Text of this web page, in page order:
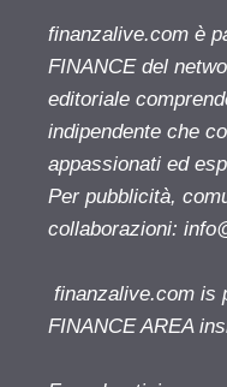
finanzalive.com è
FINANCE del
editoriale
indipendente che
appassionati ed
Per pubblicità,
collaborazioni:
finanzalive.com is
FINANCE AREA